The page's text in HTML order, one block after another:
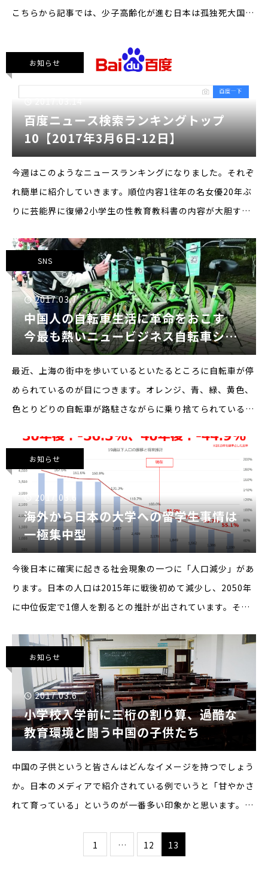
こちらから記事では、少子高齢化が進む日本は孤独死大国で
を迎える今後、少子高齢化、未婚率の上昇、終身雇用
お知らせ
百度ニュース検索ランキングトップ
10【2017年3月6日-12日】
今週はこのようなニュースランキングになりました。それぞ
れ簡単に紹介していきます。順位内容1往年の名女優20年ぶ
りに芸能界に復帰2小学生の性教育教科書の内容が大胆すぎ
SNS
2017.03.7
中国人の自転車生活に革命をおこす
今最も熱いニュービジネス自転車シェ
アリング
最近、上海の街中を歩いているといたるところに自転車が停
められているのが目につきます。オレンジ、青、緑、黄色、
色とりどりの自転車が路駐さながらに乗り捨てられているの
思わせるものがあります。冗談はさておき、今中国で最も熱
いニュービ
お知らせ
2017.03.6
海外から日本の大学への留学生事情は
一極集中型
今後日本に確実に起きる社会現象の一つに「人口減少」があ
ります。日本の人口は2015年に戦後初めて減少し、2050年
に中位仮定で1億人を割るとの推計が出されています。その
生産年齢人口(15〜64歳)は
お知らせ
2017.03.6
小学校入学前に三桁の割り算、過酷な
教育環境と闘う中国の子供たち
中国の子供というと皆さんはどんなイメージを持つでしょう
か。日本のメディアで紹介されている例でいうと「甘やかさ
れて育っている」というのが一番多い印象かと思います。確
いうものがあり、子供は一人、両親だけでなく、双方の祖父
1 … 12 13